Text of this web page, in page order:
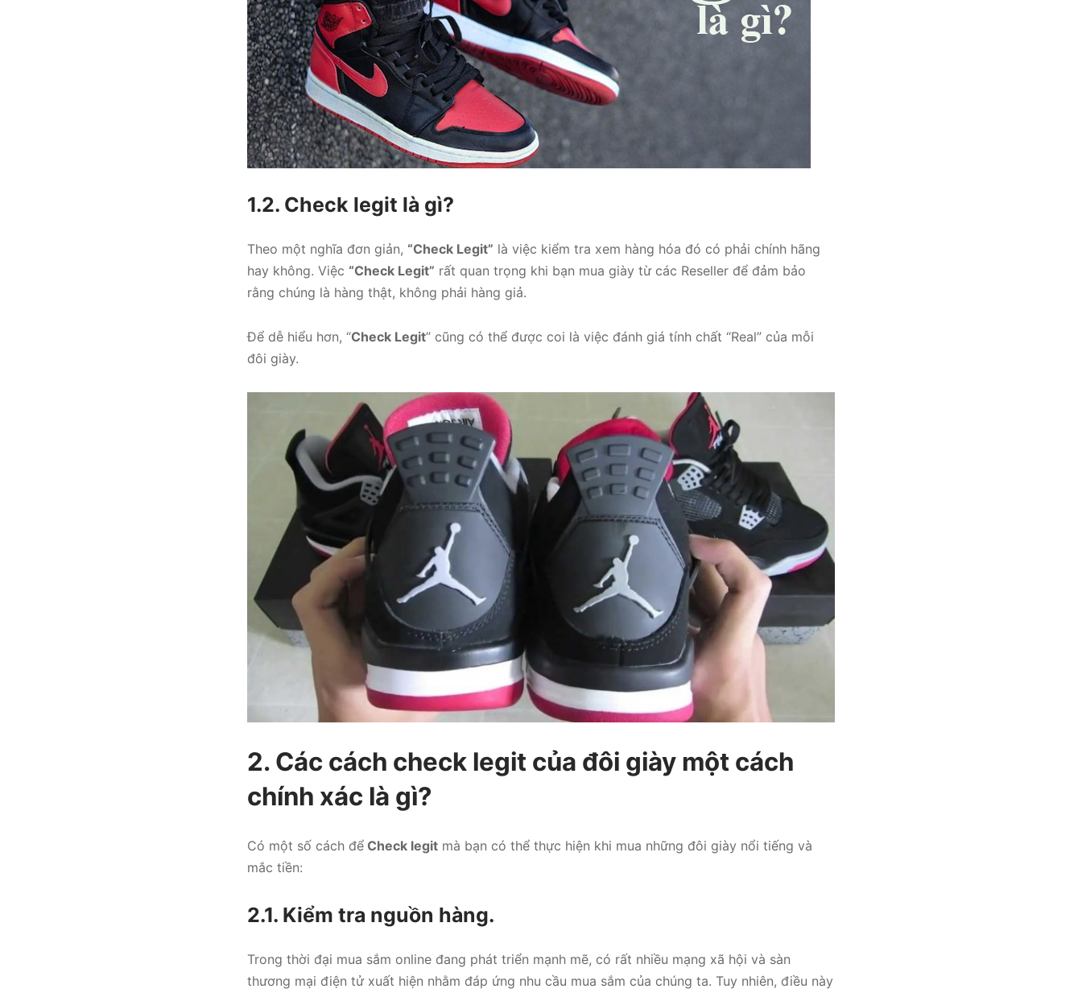
1.2. Check legit là gì?
Theo một nghĩa đơn giản, “Check Legit” là việc kiểm tra xem hàng hóa đó có phải chính hãng
hay không. Việc “Check Legit” rất quan trọng khi bạn mua giày từ các Reseller để đảm bảo
rằng chúng là hàng thật, không phải hàng giả.
Để dễ hiểu hơn, “Check Legit” cũng có thể được coi là việc đánh giá tính chất “Real” của mỗi
đôi giày.
2. Các cách check legit của đôi giày một cách
chính xác là gì?
Có một số cách để Check legit mà bạn có thể thực hiện khi mua những đôi giày nổi tiếng và
mắc tiền:
2.1. Kiểm tra nguồn hàng.
Trong thời đại mua sắm online đang phát triển mạnh mẽ, có rất nhiều mạng xã hội và sàn
thương mại điện tử xuất hiện nhằm đáp ứng nhu cầu mua sắm của chúng ta. Tuy nhiên, điều này